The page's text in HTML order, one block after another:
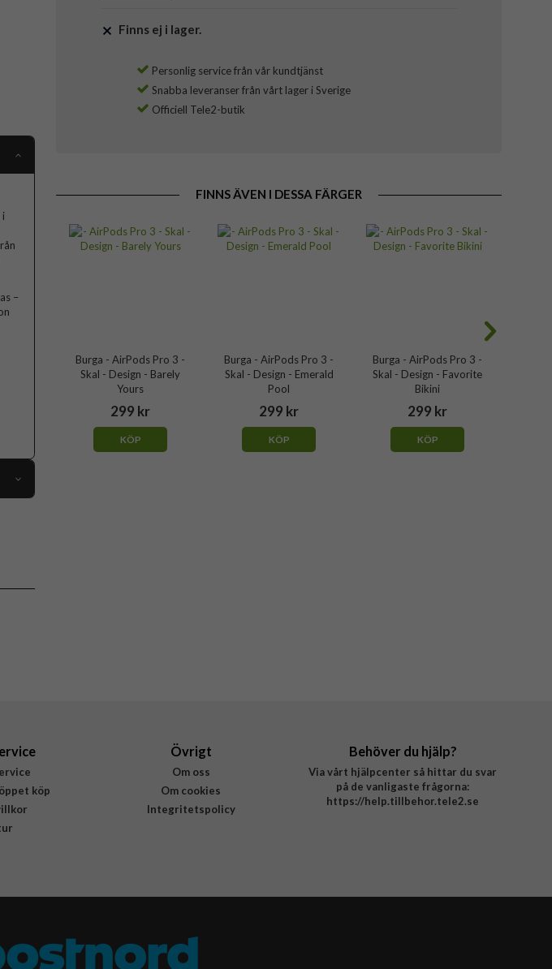
Finns ej i lager.
Personlig service från vår kundtjänst
Snabba leveranser från vårt lager i Sverige
Officiell Tele2-butik
FINNS ÄVEN I DESSA FÄRGER
Burga - AirPods Pro 3 -
Skal - Design - Barely
Yours
299 kr
KÖP
Burga - AirPods Pro 3 -
Skal - Design - Emerald
Pool
299 kr
KÖP
Burga - AirPods Pro 3 -
Skal - Design - Favorite
Bikini
299 kr
KÖP
i
–
köp
Övrigt
Om oss
Om cookies
Integritetspolicy
Behöver du hjälp?
Via vårt hjälpcenter så hittar du svar
på de vanligaste frågorna:
https://help.tillbehor.tele2.se